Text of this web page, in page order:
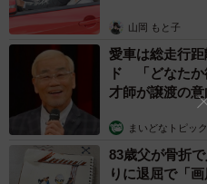
（笑）。
でも、とわがとにかく自由
くら威嚇されても「何ですか
った。たいがも本来は優しい
わが気にせず寄ってくるのに
仲良し。いとこだから相性が
山岡 もと子
愛車は総走行
ド 「どなた
才師が譲渡の意
まいどなトピック
83歳父が骨折
りに退屈で「